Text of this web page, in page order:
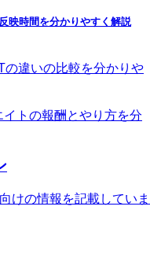
映時間を分かりやすく解説
の違いの比較を分かりや
トの報酬とやり方を分
けの情報を記載していま